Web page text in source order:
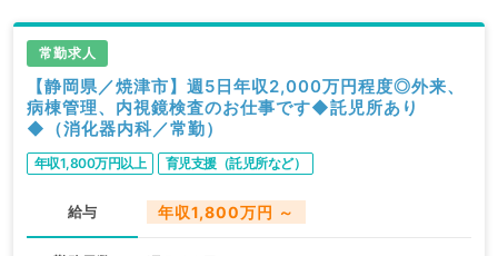
常勤求人
【静岡県／焼津市】週5日年収2,000万円程度◎外来、
病棟管理、内視鏡検査のお仕事です◆託児所あり
◆（消化器内科／常勤）
年収1,800万円以上 育児支援（託児所など）
給与 年収1,800万円 ～